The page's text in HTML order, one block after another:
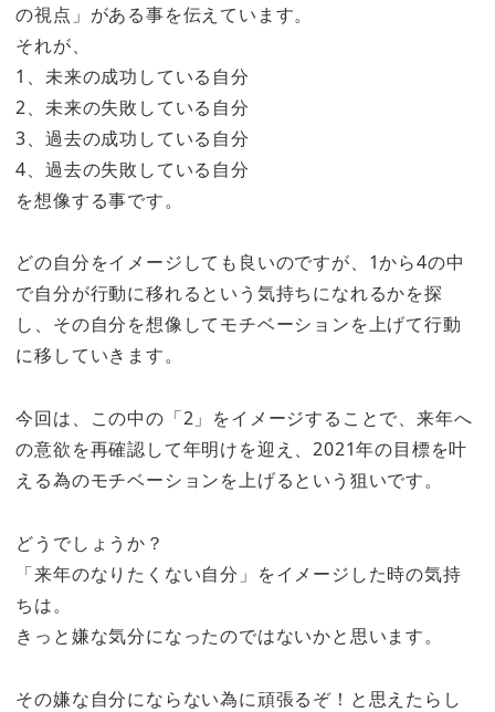
の視点」がある事を伝えています。
それが、
1、未来の成功している自分
2、未来の失敗している自分
3、過去の成功している自分
4、過去の失敗している自分
を想像する事です。
どの自分をイメージしても良いのですが、1から4の中
で自分が行動に移れるという気持ちになれるかを探
し、その自分を想像してモチベーションを上げて行動
に移していきます。
今回は、この中の「2」をイメージすることで、来年へ
の意欲を再確認して年明けを迎え、2021年の目標を叶
える為のモチベーションを上げるという狙いです。
どうでしょうか？
「来年のなりたくない自分」をイメージした時の気持
ちは。
きっと嫌な気分になったのではないかと思います。
その嫌な自分にならない為に頑張るぞ！と思えたらし